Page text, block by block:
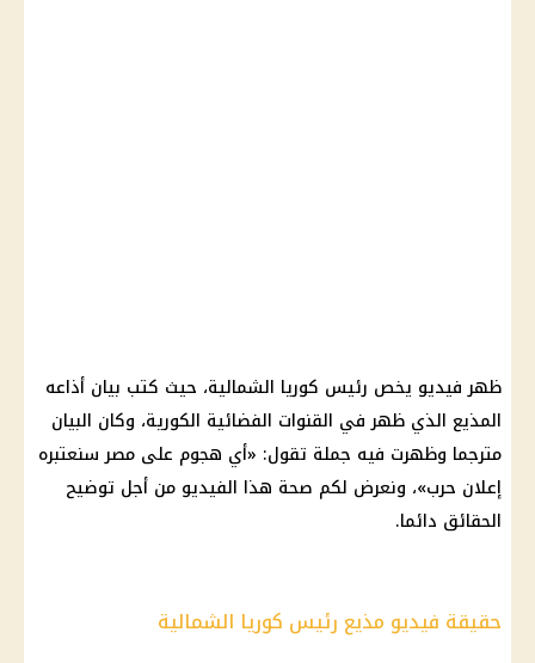
ظهر فيديو يخص رئيس كوريا الشمالية، حيث كتب بيان أذاعه
المذيع الذي ظهر في القنوات الفضائية الكورية، وكان البيان
مترجما وظهرت فيه جملة تقول: «أي هجوم على مصر سنعتبره
إعلان حرب»، ونعرض لكم صحة هذا الفيديو من أجل توضيح
الحقائق دائما.
حقيقة فيديو مذيع رئيس كوريا الشمالية